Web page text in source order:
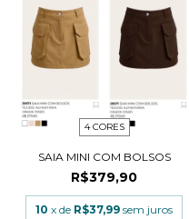
4 CORES
SAIA MINI COM BOLSOS
R$379,90
10 x de R$37,99 sem juros